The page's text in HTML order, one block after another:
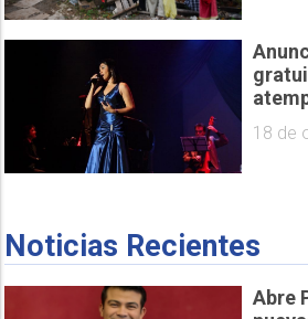
18 de
Noticias Recientes
Abre